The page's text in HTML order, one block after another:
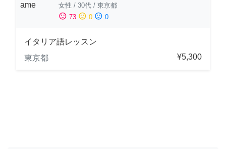
女性 / 30代 / 東京都
sentiment_satisfied 73 sentiment_neutral 0 sentiment_dissatisfied 0
イタリア語レッスン
東京都
¥5,300